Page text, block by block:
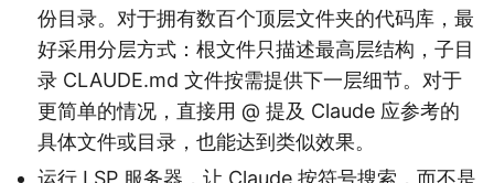
份目录。对于拥有数百个顶层文件夹的代码库，最
好采用分层方式：根文件只描述最高层结构，子目
录 CLAUDE.md 文件按需提供下一层细节。对于
更简单的情况，直接用 @ 提及 Claude 应参考的
具体文件或目录，也能达到类似效果。
运行 LSP 服务器，让 Claude 按符号搜索，而不是